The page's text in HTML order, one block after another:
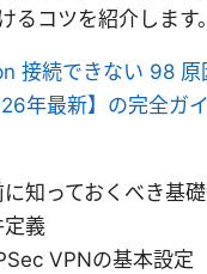
るコツを紹介します。
接続できない 98 原
年最新】の完全ガ
知っておくべき基
定義
VPNの基本設定